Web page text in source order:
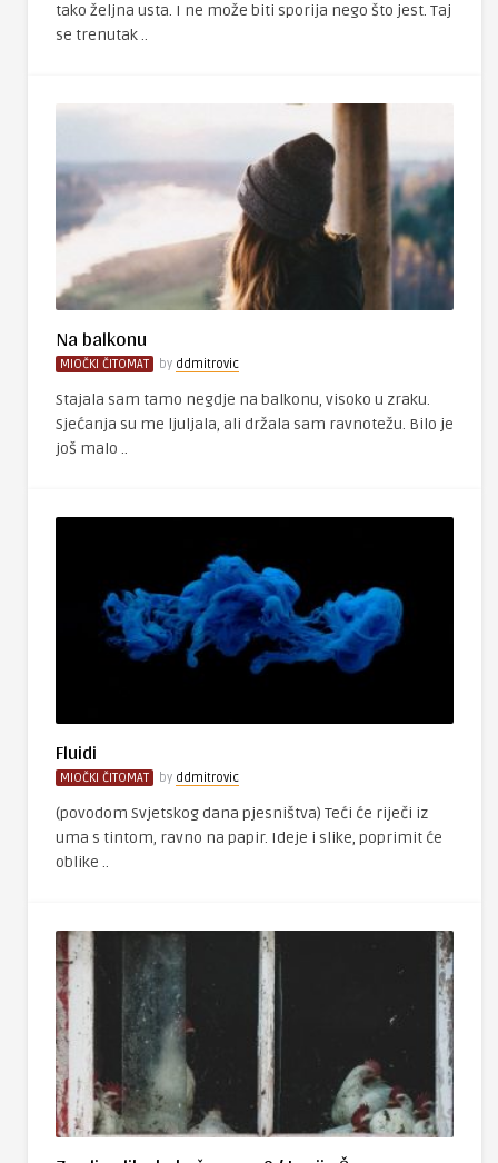
tako željna usta. I ne može biti sporija nego što jest. Taj
se trenutak ..
Na balkonu
MIOČKI ČITOMAT by ddmitrovic
Stajala sam tamo negdje na balkonu, visoko u zraku.
Sjećanja su me ljuljala, ali držala sam ravnotežu. Bilo je
još malo ..
Fluidi
MIOČKI ČITOMAT by ddmitrovic
(povodom Svjetskog dana pjesništva) Teći će riječi iz
uma s tintom, ravno na papir. Ideje i slike, poprimit će
oblike ..